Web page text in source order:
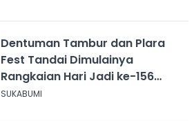
Dentuman Tambur dan Plara
Fest Tandai Dimulainya
Rangkaian Hari Jadi ke-156
Kabupaten Sukabumi
SUKABUMI